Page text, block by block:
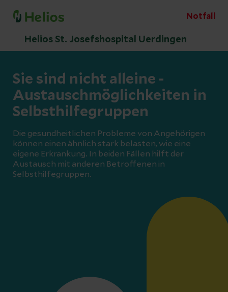
Notfall
Helios St. Josefshospital Uerdingen
Sie sind nicht alleine -
Austauschmöglichkeiten in
Selbsthilfegruppen
Die gesundheitlichen Probleme von Angehörigen
können einen ähnlich stark belasten, wie eine
eigene Erkrankung. In beiden Fällen hilft der
Austausch mit anderen Betroffenen in
Selbsthilfegruppen.